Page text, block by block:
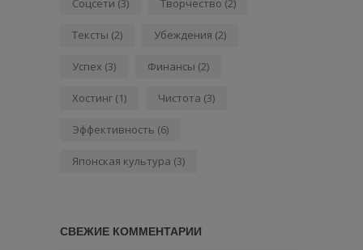
Соцсети (3) Творчество (2)
Тексты (2) Убеждения (2)
Успех (3) Финансы (2)
Хостинг (1) Чистота (3)
Эффективность (6)
Японская культура (3)
СВЕЖИЕ КОММЕНТАРИИ